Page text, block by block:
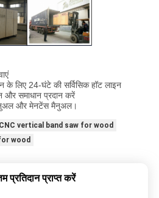
के लिए 24-घंटे की सर्विसिक हॉट लाइन
और समाधान प्रदान करें
और मेनटेंस मैनुअल।
CNC vertical band saw for wood
wood
प्रतिदान प्राप्त करें